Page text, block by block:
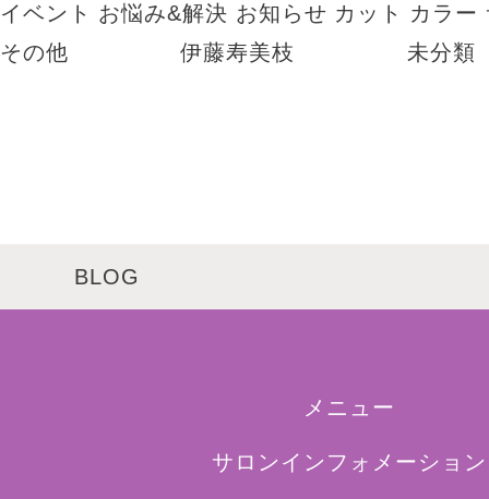
イベント お悩み&解決 お知らせ カット カラー
その他
伊藤寿美枝 未分類
BLOG
メニュー
サロンインフォメーション